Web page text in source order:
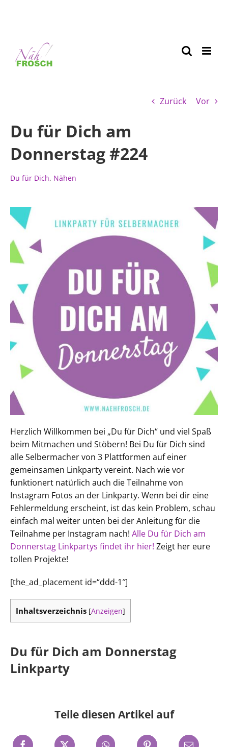
Zurück Vor
Du für Dich am
Donnerstag #224
Du für Dich, Nähen
Herzlich Willkommen bei „Du für Dich“ und viel Spaß
beim Mitmachen und Stöbern! Bei Du für Dich sind
alle Selbermacher von 3 Plattformen auf einer
gemeinsamen Linkparty vereint. Nach wie vor
funktionert natürlich auch die Teilnahme von
Instagram Fotos an der Linkparty. Wenn bei dir eine
Fehlermeldung erscheint, ist das kein Problem, schau
einfach mal weiter unten bei der Anleitung für die
Teilnahme per Instagram nach! Alle Du für Dich am
Donnerstag Linkpartys findet ihr hier! Zeigt her eure
tollen Projekte!
[the_ad_placement id=“ddd-1″]
Inhaltsverzeichnis [Anzeigen]
Du für Dich am Donnerstag
Linkparty
Teile diesen Artikel auf